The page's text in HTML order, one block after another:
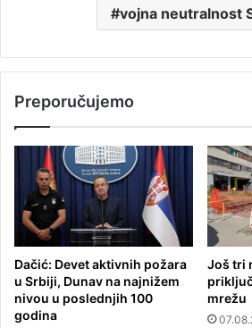
vojna neutralnost
Preporučujemo
Dačić: Devet aktivnih požara
u Srbiji, Dunav na najnižem
nivou u poslednjih 100
godina
Još tri
mrežu